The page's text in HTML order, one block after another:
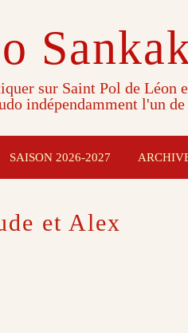
sur Saint Pol de Léon
indépendamment l'un
SAISON 2026-2027
et Alex